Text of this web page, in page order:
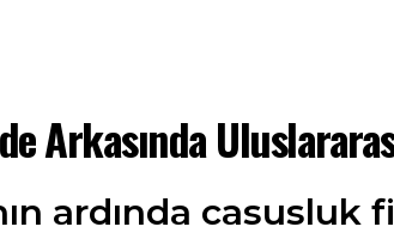
Arkasında
ardında